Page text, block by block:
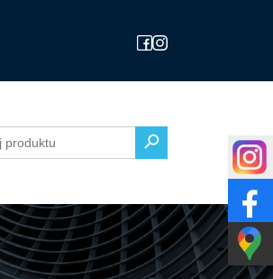
Search Button